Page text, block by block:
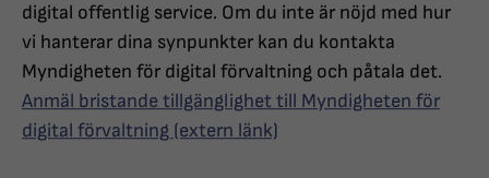
digital offentlig service. Om du inte är nöjd med hur
vi hanterar dina synpunkter kan du kontakta
Myndigheten för digital förvaltning och påtala det.
Anmäl bristande tillgänglighet till Myndigheten för
digital förvaltning (extern länk)